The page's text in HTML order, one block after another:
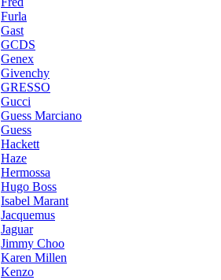
Furla
Gast
GCDS
Genex
Givenchy
GRESSO
Gucci
Guess Marciano
Guess
Hackett
Haze
Hermossa
Hugo Boss
Isabel Marant
Jacquemus
Jaguar
Jimmy Choo
Karen Millen
Kenzo